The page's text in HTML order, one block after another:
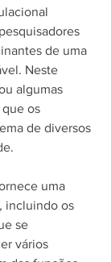
de uma
Neste
algumas
os
de diversos
uma
incluindo os
se
vários